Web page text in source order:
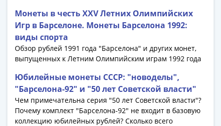
Монеты в честь XXV Летних Олимпийских
Игр в Барселоне. Монеты Барселона 1992:
виды спорта
Обзор рублей 1991 года "Барселона" и других монет,
выпущенных к Летним Олимпийским играм 1992 года
Юбилейные монеты СССР: "новоделы",
"Барселона-92" и "50 лет Советской власти"
Чем примечательна серия "50 лет Советской власти"?
Почему комплект "Барселона-92" не входит в базовую
коллекцию юбилейных рублей? Сколько всего